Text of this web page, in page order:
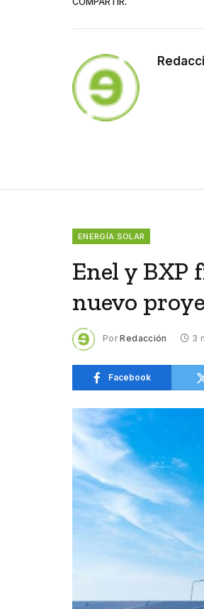
ENERGÍA SOLAR
Enel y BXP
nuevo
Por Redacción 3
Facebook